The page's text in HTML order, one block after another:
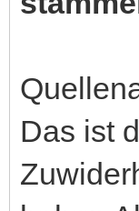
Das ist